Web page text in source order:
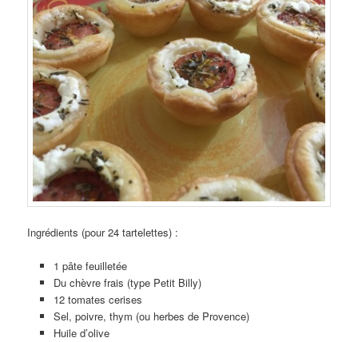
Ingrédients (pour 24 tartelettes) :
1 pâte feuilletée
Du chèvre frais (type Petit Billy)
12 tomates cerises
Sel, poivre, thym (ou herbes de Provence)
Huile d’olive